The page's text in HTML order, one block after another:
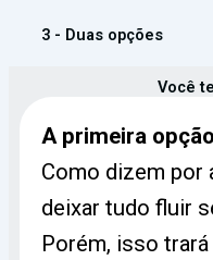
3 - Duas opções
Você
A primeira
Como dizem por
deixar tudo fluir
Porém, isso